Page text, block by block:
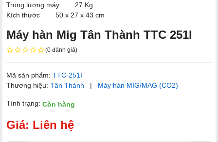
Trọng lượng máy 27 Kg
Kích thước 50 x 27 x 43 cm
Máy hàn Mig Tân Thành TTC 251I
(0 đánh giá)
Mã sản phẩm: TTC-251I
Thương hiệu: Tân Thành | Máy hàn MIG/MAG (CO2)
Tình trạng: Còn hàng
Giá: Liên hệ